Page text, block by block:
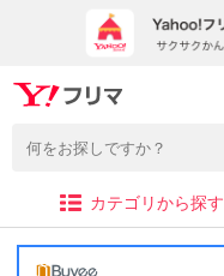
カテゴリから探す